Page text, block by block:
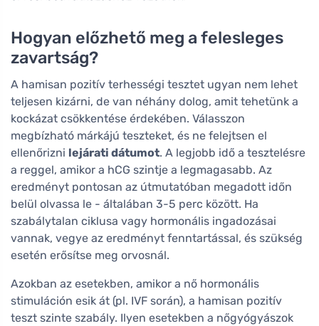
Hogyan előzhető meg a felesleges
zavartság?
A hamisan pozitív terhességi tesztet ugyan nem lehet
teljesen kizárni, de van néhány dolog, amit tehetünk a
kockázat csökkentése érdekében. Válasszon
megbízható márkájú teszteket, és ne felejtsen el
ellenőrizni lejárati dátumot. A legjobb idő a tesztelésre
a reggel, amikor a hCG szintje a legmagasabb. Az
eredményt pontosan az útmutatóban megadott időn
belül olvassa le - általában 3-5 perc között. Ha
szabálytalan ciklusa vagy hormonális ingadozásai
vannak, vegye az eredményt fenntartással, és szükség
esetén erősítse meg orvosnál.
Azokban az esetekben, amikor a nő hormonális
stimuláción esik át (pl. IVF során), a hamisan pozitív
teszt szinte szabály. Ilyen esetekben a nőgyógyászok